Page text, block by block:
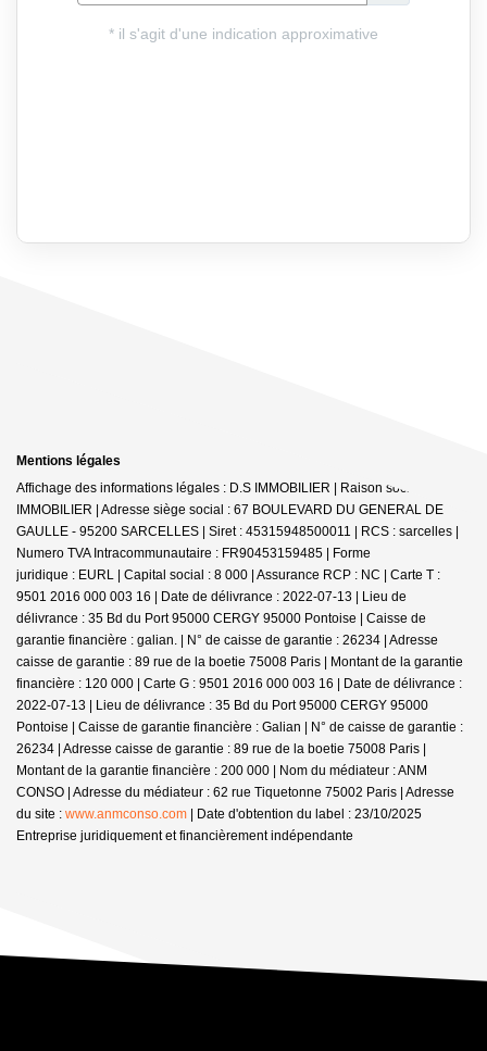
Mentions légales
Affichage des informations légales : D.S IMMOBILIER | Raison sociale : DS
IMMOBILIER | Adresse siège social : 67 BOULEVARD DU GENERAL DE
GAULLE - 95200 SARCELLES | Siret : 45315948500011 | RCS : sarcelles |
Numero TVA Intracommunautaire : FR90453159485 | Forme
juridique : EURL | Capital social : 8 000 | Assurance RCP : NC | Carte T :
9501 2016 000 003 16 | Date de délivrance : 2022-07-13 | Lieu de
délivrance : 35 Bd du Port 95000 CERGY 95000 Pontoise | Caisse de
garantie financière : galian. | N° de caisse de garantie : 26234 | Adresse
caisse de garantie : 89 rue de la boetie 75008 Paris | Montant de la garantie
financière : 120 000 | Carte G : 9501 2016 000 003 16 | Date de délivrance :
2022-07-13 | Lieu de délivrance : 35 Bd du Port 95000 CERGY 95000
Pontoise | Caisse de garantie financière : Galian | N° de caisse de garantie :
26234 | Adresse caisse de garantie : 89 rue de la boetie 75008 Paris |
Montant de la garantie financière : 200 000 | Nom du médiateur : ANM
CONSO | Adresse du médiateur : 62 rue Tiquetonne 75002 Paris | Adresse
du site : www.anmconso.com | Date d'obtention du label : 23/10/2025
Entreprise juridiquement et financièrement indépendante